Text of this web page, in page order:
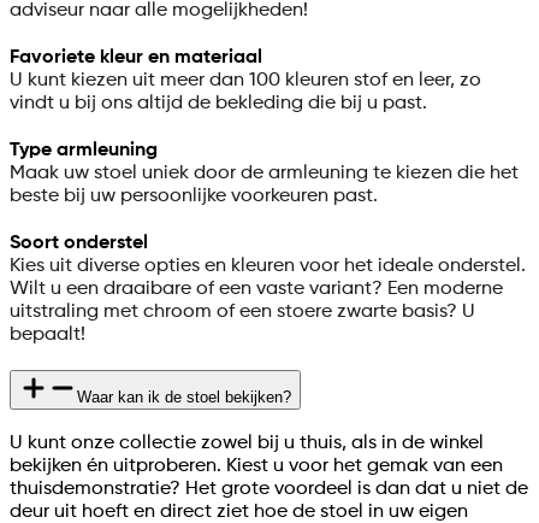
adviseur naar alle mogelijkheden!
Favoriete kleur en materiaal
U kunt kiezen uit meer dan 100 kleuren stof en leer, zo
vindt u bij ons altijd de bekleding die bij u past.
Type armleuning
Maak uw stoel uniek door de armleuning te kiezen die het
beste bij uw persoonlijke voorkeuren past.
Soort onderstel
Kies uit diverse opties en kleuren voor het ideale onderstel.
Wilt u een draaibare of een vaste variant? Een moderne
uitstraling met chroom of een stoere zwarte basis? U
bepaalt!
Waar kan ik de stoel bekijken?
U kunt onze collectie zowel bij u thuis, als in de winkel
bekijken én uitproberen. Kiest u voor het gemak van een
thuisdemonstratie? Het grote voordeel is dan dat u niet de
deur uit hoeft en direct ziet hoe de stoel in uw eigen